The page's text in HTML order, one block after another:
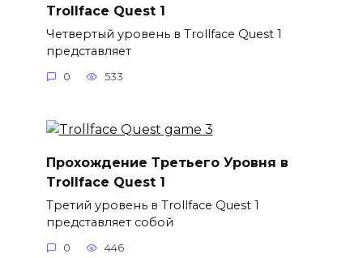
Trollface Quest 1
Четвертый уровень в Trollface Quest 1
представляет
0 533
Прохождение Третьего Уровня в
Trollface Quest 1
Третий уровень в Trollface Quest 1
представляет собой
0 446